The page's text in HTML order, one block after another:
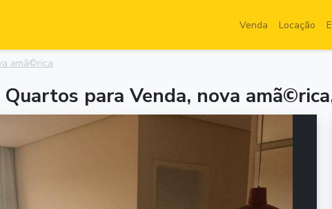
Venda Locação
amã©rica
para Venda, nova